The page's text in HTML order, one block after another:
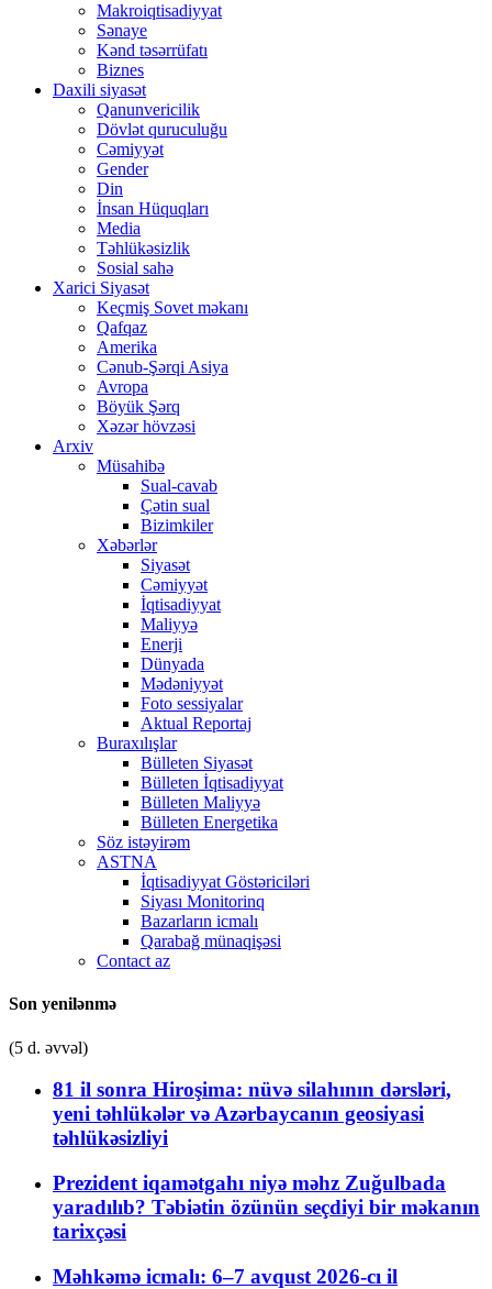
Makroiqtisadiyyat
Sənaye
Kənd təsərrüfatı
Biznes
Daxili siyasət
Qanunvericilik
Dövlət quruculuğu
Cəmiyyət
Gender
Din
İnsan Hüquqları
Media
Təhlükəsizlik
Sosial sahə
Xarici Siyasət
Keçmiş Sovet məkanı
Qafqaz
Amerika
Cənub-Şərqi Asiya
Avropa
Böyük Şərq
Xəzər hövzəsi
Arxiv
Müsahibə
Sual-cavab
Çətin sual
Bizimkiler
Xəbərlər
Siyasət
Cəmiyyət
İqtisadiyyat
Maliyyə
Enerji
Dünyada
Mədəniyyət
Foto sessiyalar
Aktual Reportaj
Buraxılışlar
Bülleten Siyasət
Bülleten İqtisadiyyat
Bülleten Maliyyə
Bülleten Energetika
Söz istəyirəm
ASTNA
İqtisadiyyat Göstəriciləri
Siyası Monitorinq
Bazarların icmalı
Qarabağ münaqişəsi
Contact az
Son yenilənmə
(5 d. əvvəl)
81 il sonra Hiroşima: nüvə silahının dərsləri,
yeni təhlükələr və Azərbaycanın geosiyasi
təhlükəsizliyi
Prezident iqamətgahı niyə məhz Zuğulbada
yaradılıb? Təbiətin özünün seçdiyi bir məkanın
tarixçəsi
Məhkəmə icmalı: 6–7 avqust 2026-cı il